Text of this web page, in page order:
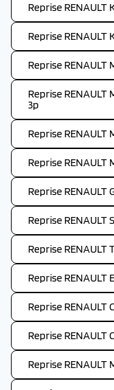
Reprise RENAULT
Reprise RENAULT
Reprise RENAULT
Reprise RENAULT
3p
Reprise RENAULT
Reprise RENAULT
Reprise RENAULT
Reprise RENAULT
Reprise RENAULT
Reprise RENAULT
Reprise RENAULT
Reprise RENAULT
Reprise RENAULT